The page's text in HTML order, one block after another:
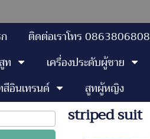
ติดต่อเราโทร 0863806808
ท
เครื่องประดับผู้ชาย
อินเทรนด์
สูทผู้หญิง
striped suit